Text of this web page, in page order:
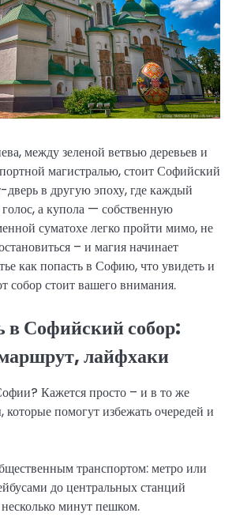
между зеленой ветвью деревьев и
магистралью, стоит Софийский
в другую эпоху, где каждый
а купола — собственную
суматохе легко пройти мимо, не
– и магия начинает
как попасть в Софию, что увидеть и
собор стоит вашего внимания.
в Софийский собор:
лайфхаки
Кажется просто – и в то же
помогут избежать очередей и
транспортом: метро или
до центральных станций
минут пешком.